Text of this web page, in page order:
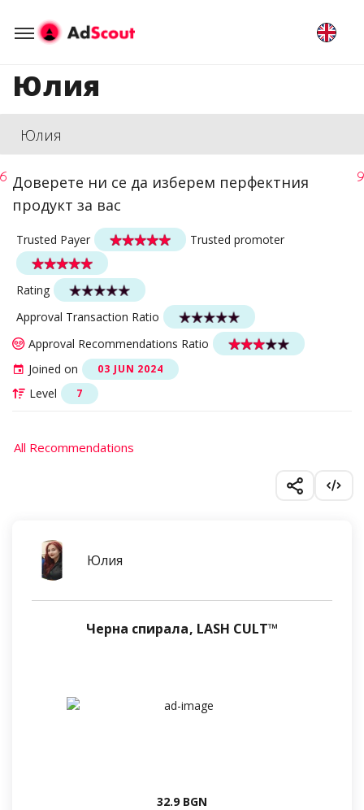
Юлия
Юлия
Доверете ни се да изберем перфектния
продукт за вас
Trusted Payer Trusted promoter
Rating
Approval Transaction Ratio
Approval Recommendations Ratio
Joined on
03 JUN 2024
Level 7
All Recommendations
Юлия
Черна спирала, LASH CULT™
32.9 BGN